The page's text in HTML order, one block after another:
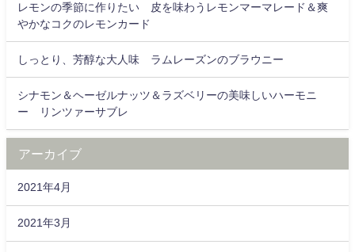
レモンの季節に作りたい 皮を味わうレモンマーマレード＆爽
やかなコクのレモンカード
しっとり、芳醇な大人味 ラムレーズンのブラウニー
シナモン＆ヘーゼルナッツ＆ラズベリーの美味しいハーモニ
ー リンツァーサブレ
アーカイブ
2021年4月
2021年3月